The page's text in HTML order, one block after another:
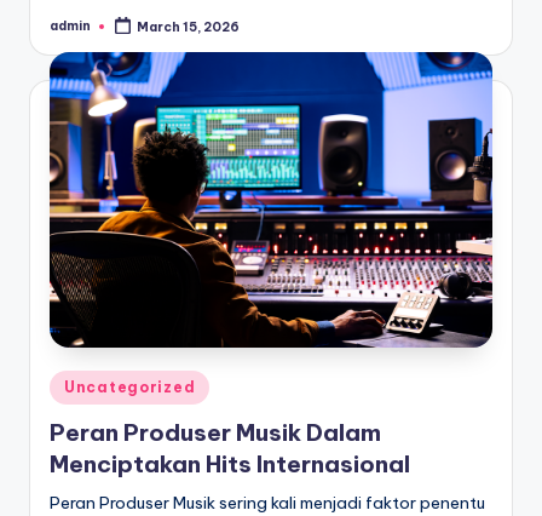
Posted
admin March 15, 2026
Posted
in
Uncategorized
Peran Produser Musik Dalam
Menciptakan Hits Internasional
Peran Produser Musik sering kali menjadi faktor penentu